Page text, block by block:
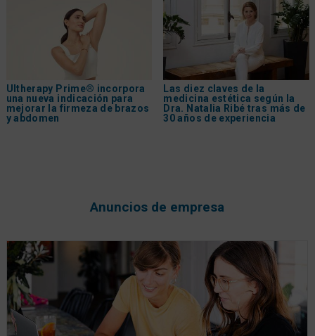
Ultherapy Prime® incorpora
una nueva indicación para
mejorar la firmeza de brazos
y abdomen
Las diez claves de la
medicina estética según la
Dra. Natalia Ribé tras más de
30 años de experiencia
Anuncios de empresa